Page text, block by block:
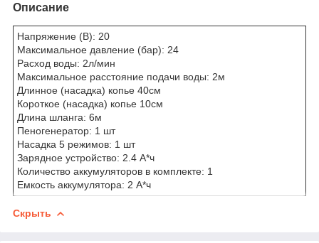
Описание
Напряжение (В): 20
Максимальное давление (бар): 24
Расход воды: 2л/мин
Максимальное расстояние подачи воды: 2м
Длинное (насадка) копье 40см
Короткое (насадка) копье 10см
Длина шланга: 6м
Пеногенератор: 1 шт
Насадка 5 режимов: 1 шт
Зарядное устройство: 2.4 А*ч
Количество аккумуляторов в комплекте: 1
Емкость аккумулятора: 2 А*ч
Скрыть